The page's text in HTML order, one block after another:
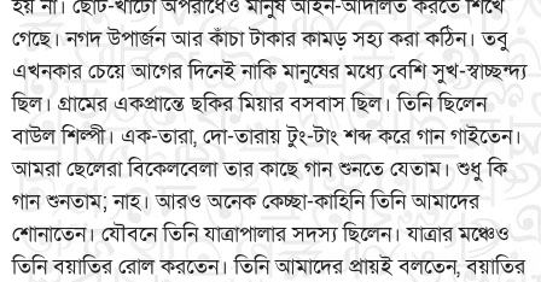
হয় না। ছোট-খাটো অপরাধেও মানুষ আইন-আদালত করতে শিখে
গেছে। নগদ উপার্জন আর কাঁচা টাকার কামড় সহ্য করা কঠিন। তবু
এখনকার চেয়ে আগের দিনেই নাকি মানুষের মধ্যে বেশি সুখ-স্বাচ্ছন্দ্য
ছিল। গ্রামের একপ্রান্তে ছকির মিয়ার বসবাস ছিল। তিনি ছিলেন
বাউল শিল্পী। এক-তারা, দো-তারায় টুং-টাং শব্দ করে গান গাইতেন।
আমরা ছেলেরা বিকেলবেলা তার কাছে গান শুনতে যেতাম। শুধু কি
গান শুনতাম; নাহ। আরও অনেক কেচ্ছা-কাহিনি তিনি আমাদের
শোনাতেন। যৌবনে তিনি যাত্রাপালার সদস্য ছিলেন। যাত্রার মঞ্চেও
তিনি বয়াতির রোল করতেন। তিনি আমাদের প্রায়ই বলতেন, বয়াতির